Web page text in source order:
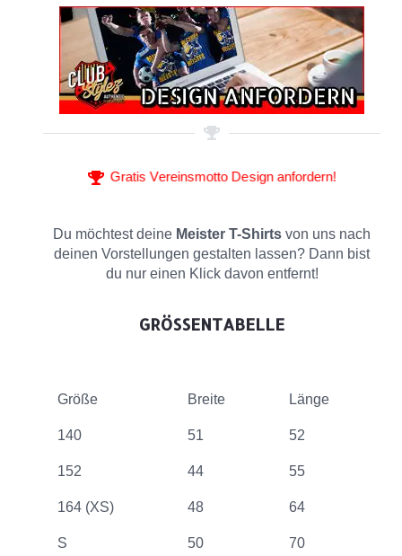
Gratis Vereinsmotto Design anfordern!
Du möchtest deine Meister T-Shirts von uns nach
deinen Vorstellungen gestalten lassen? Dann bist
du nur einen Klick davon entfernt!
GRÖSSENTABELLE
Größe Breite Länge
140 51 52
152 44 55
164 (XS) 48 64
S 50 70